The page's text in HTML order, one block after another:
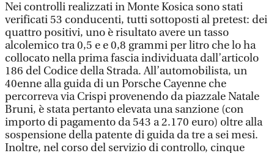
Nei controlli realizzati in Monte Kosica sono stati
verificati 53 conducenti, tutti sottoposti al pretest: dei
quattro positivi, uno è risultato avere un tasso
alcolemico tra 0,5 e e 0,8 grammi per litro che lo ha
collocato nella prima fascia individuata dall’articolo
186 del Codice della Strada. All’automobilista, un
40enne alla guida di un Porsche Cayenne che
percorreva via Crispi provenendo da piazzale Natale
Bruni, è stata pertanto elevata una sanzione (con
importo di pagamento da 543 a 2.170 euro) oltre alla
sospensione della patente di guida da tre a sei mesi.
Inoltre, nel corso del servizio di controllo, cinque